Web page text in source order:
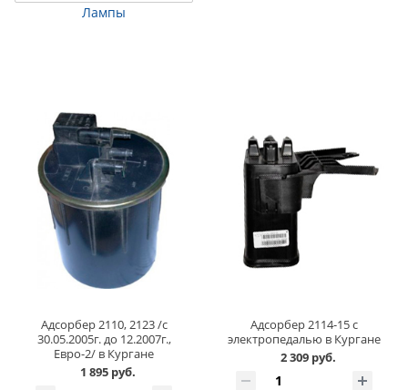
Лампы
Адсорбер 2110, 2123 /с
30.05.2005г. до 12.2007г.,
Евро-2/ в Кургане
1 895 руб.
Адсорбер 2114-15 с
электропедалью в Кургане
2 309 руб.